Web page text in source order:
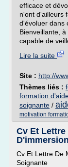
efficace et
n'ont d'ailleurs
d'évoluer dans
Bienveillante,
capable de
Lire la suite
Site : http://
Thèmes liés :
formation
soignante /
motivation
Cv Et
Cv Et Lettre De
Soignante